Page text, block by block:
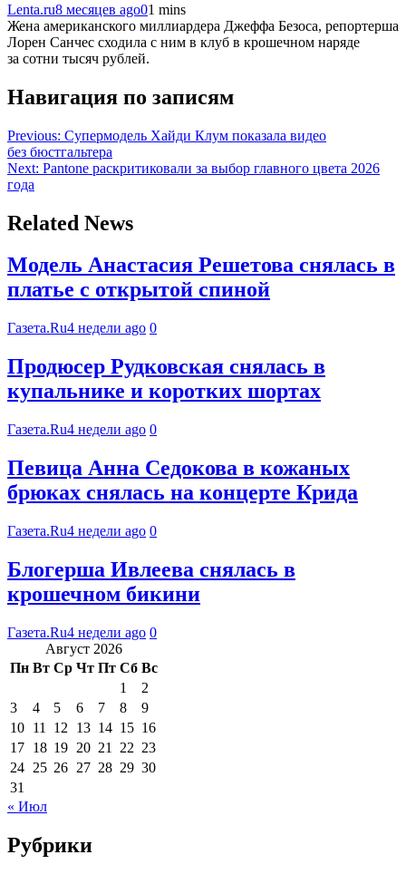
Lenta.ru8 месяцев ago01 mins
Жена американского миллиардера Джеффа Безоса, репортерша
Лорен Санчес сходила с ним в клуб в крошечном наряде
за сотни тысяч рублей.
Навигация по записям
Previous: Супермодель Хайди Клум показала видео
без бюстгальтера
Next: Pantone раскритиковали за выбор главного цвета 2026
года
Related News
Модель Анастасия Решетова снялась в
платье с открытой спиной
Газета.Ru4 недели ago 0
Продюсер Рудковская снялась в
купальнике и коротких шортах
Газета.Ru4 недели ago 0
Певица Анна Седокова в кожаных
брюках снялась на концерте Крида
Газета.Ru4 недели ago 0
Блогерша Ивлеева снялась в
крошечном бикини
Газета.Ru4 недели ago 0
Август 2026
Пн Вт Ср Чт Пт Сб Вс
1
2
3
4 5 6 7 8
9
10 11 12 13 14 15 16
17 18 19 20 21 22 23
24 25 26 27 28 29 30
31
« Июл
Рубрики